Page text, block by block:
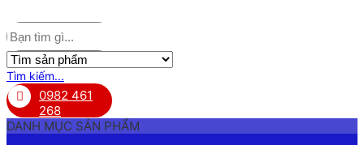
Tìm kiếm...
0982 461
268
DANH MỤC SẢN PHẨM